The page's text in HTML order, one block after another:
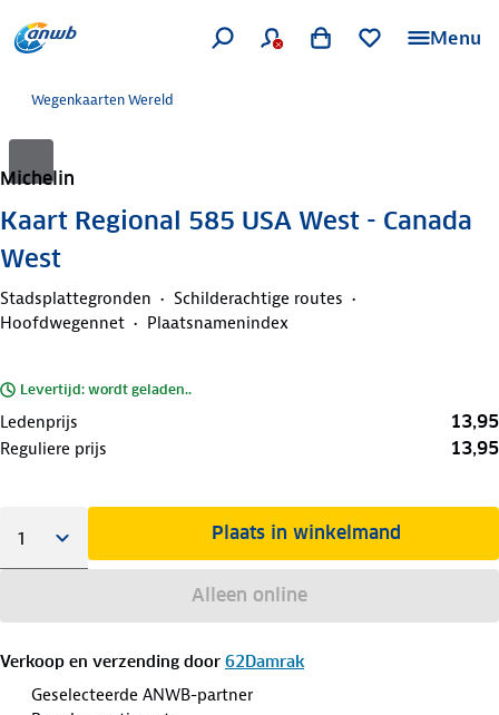
Menu
Wegenkaarten Wereld
Michelin
Kaart Regional 585 USA West - Canada
West
Stadsplattegronden
Schilderachtige routes
Hoofdwegennet
Plaatsnamenindex
Levertijd: wordt geladen..
Ledenprijs 13,95
Reguliere prijs 13,95
Plaats in winkelmand
Alleen online
Verkoop en verzending door 62Damrak
Geselecteerde ANWB-partner